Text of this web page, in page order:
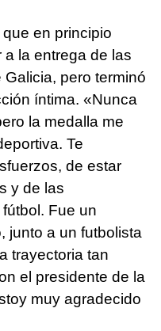
en principio
la entrega de las
pero terminó
íntima. «Nunca
la medalla me
Te
de estar
y de las
Fue un
junto a un futbolista
trayectoria tan
el presidente de la
muy agradecido